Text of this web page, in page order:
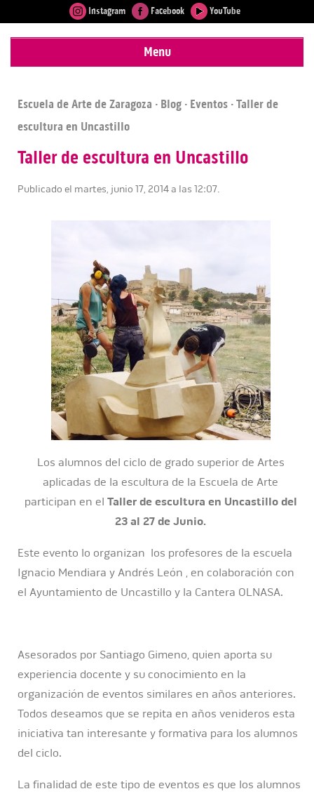
Instagram Facebook YouTube
Menu
Escuela de Arte de Zaragoza · Blog · Eventos · Taller de
escultura en Uncastillo
Taller de escultura en Uncastillo
Publicado el martes, junio 17, 2014 a las 12:07.
Los alumnos del ciclo de grado superior de Artes
aplicadas de la escultura de la Escuela de Arte
participan en el Taller de escultura en Uncastillo del
23 al 27 de Junio.
Este evento lo organizan los profesores de la escuela
Ignacio Mendiara y Andrés León , en colaboración con
el Ayuntamiento de Uncastillo y la Cantera OLNASA.
Asesorados por Santiago Gimeno, quien aporta su
experiencia docente y su conocimiento en la
organización de eventos similares en años anteriores.
Todos deseamos que se repita en años venideros esta
iniciativa tan interesante y formativa para los alumnos
del ciclo.
La finalidad de este tipo de eventos es que los alumnos